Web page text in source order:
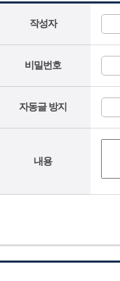
작성자
비밀번호
자동글 방지
내용